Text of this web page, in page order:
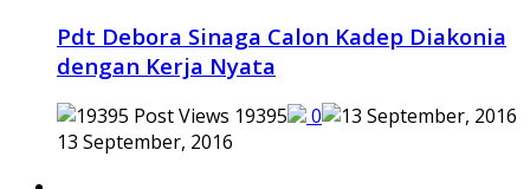
Pdt Debora Sinaga Calon Kadep Diakonia
dengan Kerja Nyata
19395
0
13 September, 2016